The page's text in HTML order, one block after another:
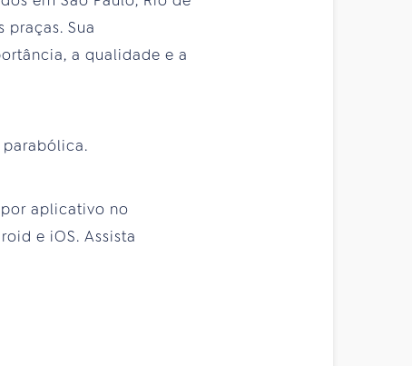
praças. Sua
a qualidade e a
parabólica.
aplicativo no
e iOS. Assista